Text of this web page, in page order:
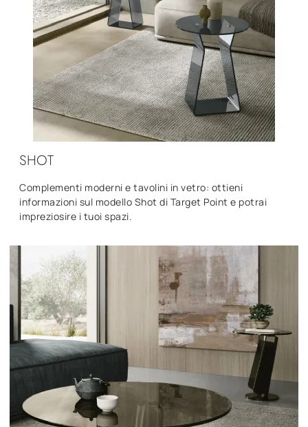
SHOT
Complementi moderni e tavolini in vetro: ottieni
informazioni sul modello Shot di Target Point e potrai
impreziosire i tuoi spazi.